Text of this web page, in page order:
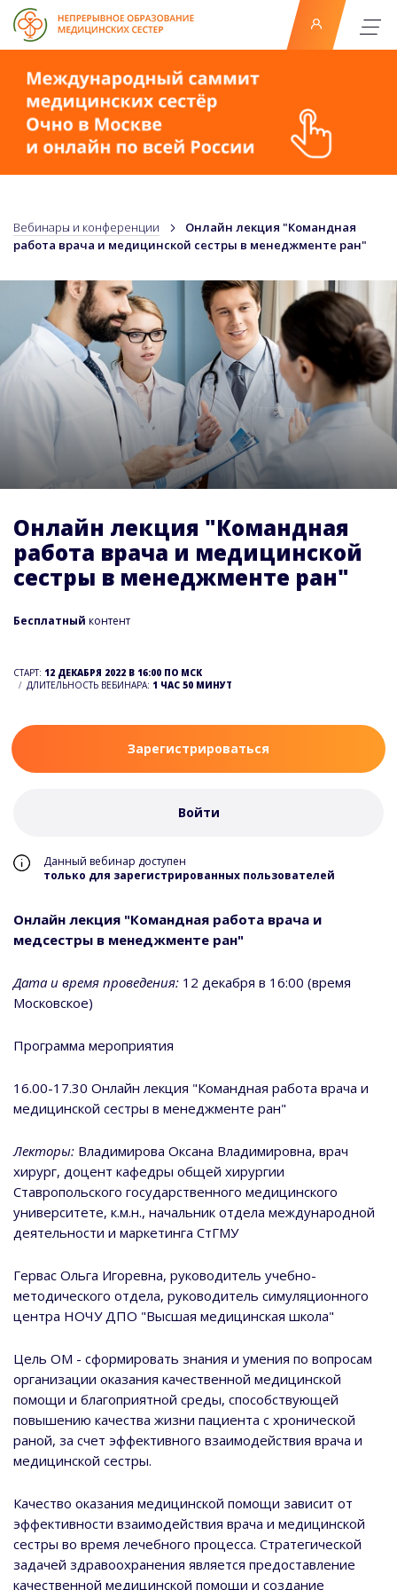
Вебинары и конференции
Онлайн лекция "Командная
работа врача и медицинской сестры в менеджменте ран"
Онлайн лекция "Командная
работа врача и медицинской
сестры в менеджменте ран"
Бесплатный контент
СТАРТ: 12 ДЕКАБРЯ 2022 В 16:00 ПО МСК
ДЛИТЕЛЬНОСТЬ ВЕБИНАРА: 1 ЧАС 50 МИНУТ
Зарегистрироваться
Войти
Данный вебинар доступен
только для зарегистрированных пользователей
Онлайн лекция "Командная работа врача и
медсестры в менеджменте ран"
Дата и время проведения: 12 декабря в 16:00 (время
Московское)
Программа мероприятия
16.00-17.30 Онлайн лекция "Командная работа врача и
медицинской сестры в менеджменте ран"
Лекторы: Владимирова Оксана Владимировна, врач
хирург, доцент кафедры общей хирургии
Ставропольского государственного медицинского
университете, к.м.н., начальник отдела международной
деятельности и маркетинга СтГМУ
Гервас Ольга Игоревна, руководитель учебно-
методического отдела, руководитель симуляционного
центра НОЧУ ДПО "Высшая медицинская школа"
Цель ОМ - сформировать знания и умения по вопросам
организации оказания качественной медицинской
помощи и благоприятной среды, способствующей
повышению качества жизни пациента с хронической
раной, за счет эффективного взаимодействия врача и
медицинской сестры.
Качество оказания медицинской помощи зависит от
эффективности взаимодействия врача и медицинской
сестры во время лечебного процесса. Стратегической
задачей здравоохранения является предоставление
качественной медицинской помощи и создание